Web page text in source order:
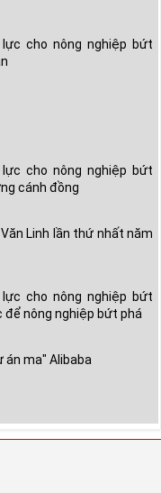
cho nông nghiệp bứt
cho nông nghiệp bứt
cánh đồng
Linh lần thứ nhất năm
cho nông nghiệp bứt
để nông nghiệp bứt phá
án ma" Alibaba